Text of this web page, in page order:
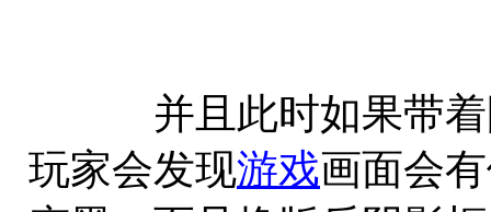
并且此时如果带着
玩家会发现游戏画面会